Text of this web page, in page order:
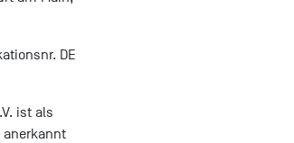
DE
ist als
anerkannt